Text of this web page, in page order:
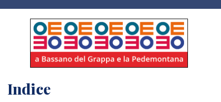
Indice